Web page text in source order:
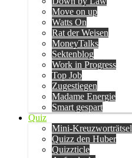
Move on up
Watts On
Rat der Weisen
MoneyTalks
Sektenblog
Work in Progress
Top Job
Zugestiegen
Madame Energie
Smart gespart
Quiz
Mini-Kreuzworträtsel
Quizz den Huber
Quizzticle